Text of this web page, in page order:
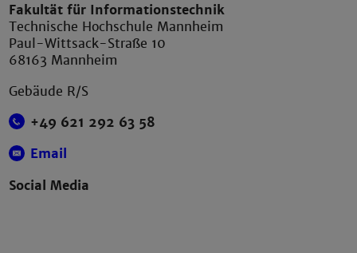
Fakultät für Informationstechnik
Technische Hochschule Mannheim
Paul-Wittsack-Straße 10
68163 Mannheim
Gebäude R/S
+49 621 292 63 58
Email
Social Media